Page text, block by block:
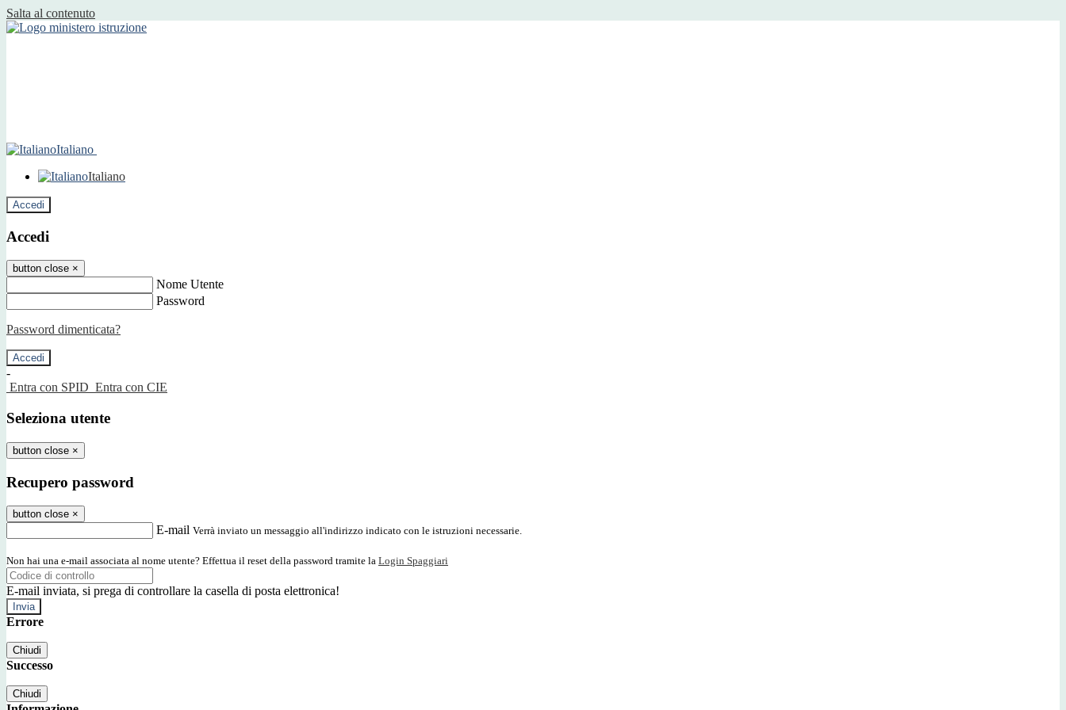
Salta al contenuto
Italiano
Italiano
Accedi
Accedi
button close ×
Nome Utente
Password
Password dimenticata?
-
Entra con SPID Entra con CIE
Seleziona utente
button close ×
Recupero password
button close ×
E-mail Verrà inviato un messaggio all'indirizzo indicato con le istruzioni necessarie.
Non hai una e-mail associata al nome utente? Effettua il reset della password tramite la Login Spaggiari
E-mail inviata, si prega di controllare la casella di posta elettronica!
Errore
Chiudi
Successo
Chiudi